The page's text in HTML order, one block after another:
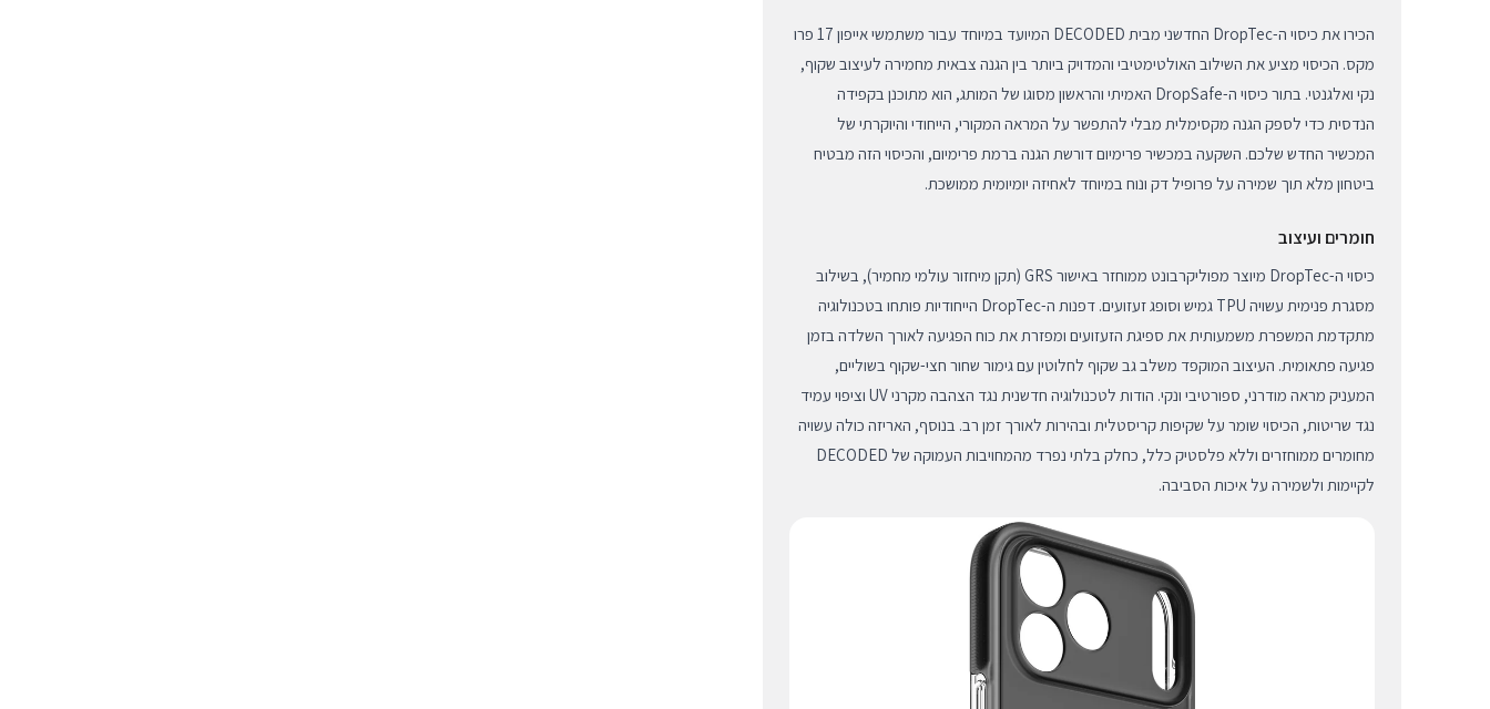
הכירו את כיסוי ה-DropTec החדשני מבית DECODED המיועד במיוחד עבור משתמשי אייפון 17 פרו
מקס. הכיסוי מציע את השילוב האולטימטיבי והמדויק ביותר בין הגנה צבאית מחמירה לעיצוב שקוף,
נקי ואלגנטי. בתור כיסוי ה-DropSafe האמיתי והראשון מסוגו של המותג, הוא מתוכנן בקפידה
הנדסית כדי לספק הגנה מקסימלית מבלי להתפשר על המראה המקורי, הייחודי והיוקרתי של
המכשיר החדש שלכם. השקעה במכשיר פרימיום דורשת הגנה ברמת פרימיום, והכיסוי הזה מבטיח
ביטחון מלא תוך שמירה על פרופיל דק ונוח במיוחד לאחיזה יומיומית ממושכת.
חומרים ועיצוב
כיסוי ה-DropTec מיוצר מפוליקרבונט ממוחזר באישור GRS (תקן מיחזור עולמי מחמיר), בשילוב
מסגרת פנימית עשויה TPU גמיש וסופג זעזועים. דפנות ה-DropTec הייחודיות פותחו בטכנולוגיה
מתקדמת המשפרת משמעותית את ספיגת הזעזועים ומפזרת את כוח הפגיעה לאורך השלדה בזמן
פגיעה פתאומית. העיצוב המוקפד משלב גב שקוף לחלוטין עם גימור שחור חצי-שקוף בשוליים,
המעניק מראה מודרני, ספורטיבי ונקי. הודות לטכנולוגיה חדשנית נגד הצהבה מקרני UV וציפוי עמיד
נגד שריטות, הכיסוי שומר על שקיפות קריסטלית ובהירות לאורך זמן רב. בנוסף, האריזה כולה עשויה
מחומרים ממוחזרים וללא פלסטיק כלל, כחלק בלתי נפרד מהמחויבות העמוקה של DECODED
לקיימות ולשמירה על איכות הסביבה.